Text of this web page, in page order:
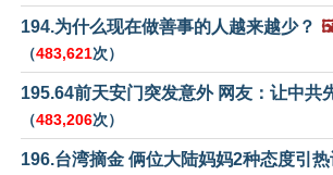
194.为什么现在做善事的人越来越少？
（483,621次）
195.64前天安门突发意外 网友：让中共
（483,206次）
196.台湾摘金 俩位大陆妈妈2种态度引热